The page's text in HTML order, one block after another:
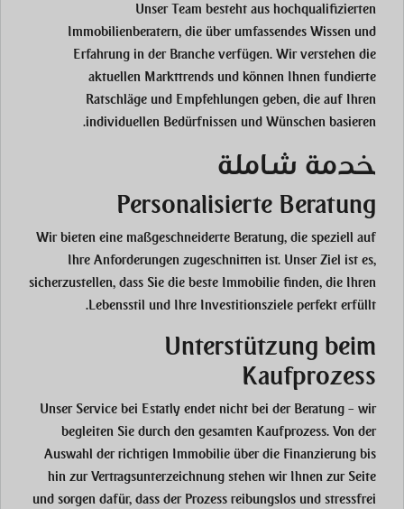
Unser Team besteht aus hochqualifizierten
Immobilienberatern, die über umfassendes Wissen und
Erfahrung in der Branche verfügen. Wir verstehen die
aktuellen Markttrends und können Ihnen fundierte
Ratschläge und Empfehlungen geben, die auf Ihren
individuellen Bedürfnissen und Wünschen basieren.
خدمة شاملة
Personalisierte Beratung
Wir bieten eine maßgeschneiderte Beratung, die speziell auf
Ihre Anforderungen zugeschnitten ist. Unser Ziel ist es,
sicherzustellen, dass Sie die beste Immobilie finden, die Ihren
Lebensstil und Ihre Investitionsziele perfekt erfüllt.
Unterstützung beim
Kaufprozess
Unser Service bei Estatly endet nicht bei der Beratung – wir
begleiten Sie durch den gesamten Kaufprozess. Von der
Auswahl der richtigen Immobilie über die Finanzierung bis
hin zur Vertragsunterzeichnung stehen wir Ihnen zur Seite
und sorgen dafür, dass der Prozess reibungslos und stressfrei